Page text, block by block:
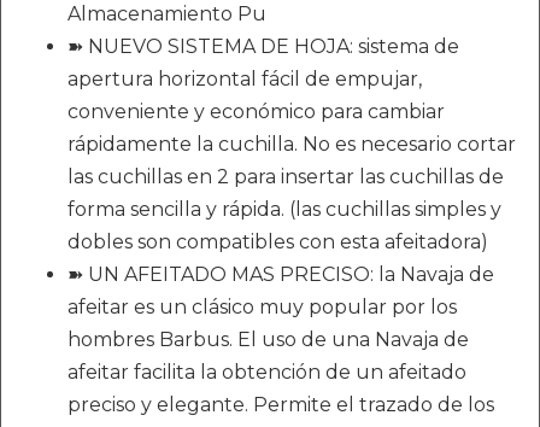
Almacenamiento Pu
➽ NUEVO SISTEMA DE HOJA: sistema de
apertura horizontal fácil de empujar,
conveniente y económico para cambiar
rápidamente la cuchilla. No es necesario cortar
las cuchillas en 2 para insertar las cuchillas de
forma sencilla y rápida. (las cuchillas simples y
dobles son compatibles con esta afeitadora)
➽ UN AFEITADO MAS PRECISO: la Navaja de
afeitar es un clásico muy popular por los
hombres Barbus. El uso de una Navaja de
afeitar facilita la obtención de un afeitado
preciso y elegante. Permite el trazado de los